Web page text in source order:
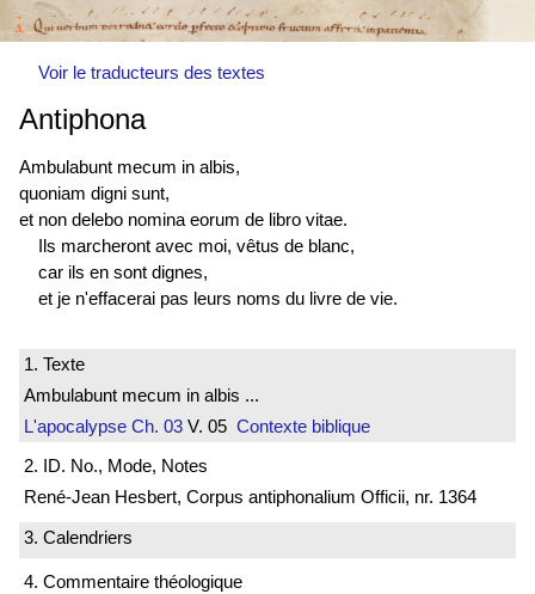
Voir le traducteurs des textes
Antiphona
Ambulabunt mecum in albis,
quoniam digni sunt,
et non delebo nomina eorum de libro vitae.
Ils marcheront avec moi, vêtus de blanc,
car ils en sont dignes,
et je n'effacerai pas leurs noms du livre de vie.
1. Texte
Ambulabunt mecum in albis ...
L'apocalypse Ch. 03 V. 05 Contexte biblique
2. ID. No., Mode, Notes
René-Jean Hesbert, Corpus antiphonalium Officii, nr. 1364
3. Calendriers
4. Commentaire théologique